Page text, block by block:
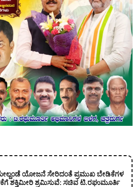
ಯೋಜನೆ ಸೇರಿದಂತೆ ಪ್ರಮುಖ ಬೇಡಿಕೆಗಳ
ಶಕ್ತಿಮೀರಿ ಶ್ರಮಿಸುವೆ: ಸಚಿವ ಟಿ.ರಘುಮೂರ್ತಿ